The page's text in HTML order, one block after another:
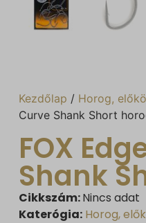
Kezdőlap / Horog,
Curve Shank Short
FOX
Shank
Cikkszám:Nincs adat
Katerógia: Horog,